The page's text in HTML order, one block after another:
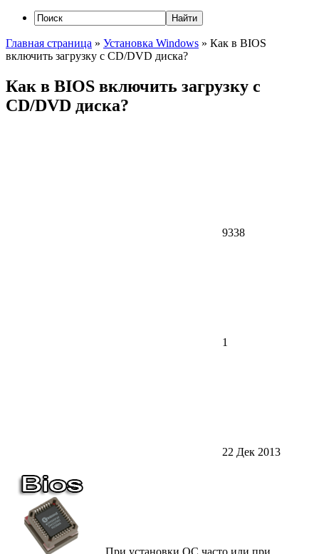
Главная страница » Установка Windows » Как в BIOS
включить загрузку с CD/DVD диска?
Как в BIOS включить загрузку с
CD/DVD диска?
9338
1
22 Дек 2013
При установки ОС часто или при